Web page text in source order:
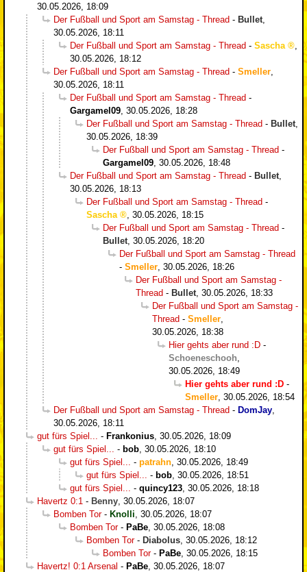
30.05.2026, 18:09
Der Fußball und Sport am Samstag - Thread - Bullet
30.05.2026, 18:11
Der Fußball und Sport am Samstag - Thread - Sascha
30.05.2026, 18:12
Der Fußball und Sport am Samstag - Thread - Smeller
30.05.2026, 18:11
Der Fußball und Sport am Samstag - Thread -
Gargamel09 30.05.2026, 18:28
Der Fußball und Sport am Samstag - Thread - Bullet
30.05.2026, 18:39
Der Fußball und Sport am Samstag - Thread -
Gargamel09 30.05.2026, 18:48
Der Fußball und Sport am Samstag - Thread - Bullet
30.05.2026, 18:13
Der Fußball und Sport am Samstag - Thread -
Sascha
30.05.2026, 18:15
Der Fußball und Sport am Samstag - Thread -
Bullet 30.05.2026, 18:20
Der Fußball und Sport am Samstag - Thread
- Smeller 30.05.2026, 18:26
Der Fußball und Sport am Samstag -
Thread - Bullet 30.05.2026, 18:33
Der Fußball und Sport am Samstag -
Thread - Smeller
30.05.2026, 18:38
Hier gehts aber rund :D -
Schoeneschooh
30.05.2026, 18:49
Hier gehts aber rund :D -
Smeller 30.05.2026, 18:54
Der Fußball und Sport am Samstag - Thread - DomJay
30.05.2026, 18:11
gut fürs Spiel...
- Frankonius 30.05.2026, 18:09
gut fürs Spiel...
- bob 30.05.2026, 18:10
gut fürs Spiel...
- patrahn 30.05.2026, 18:49
gut fürs Spiel...
- bob 30.05.2026, 18:51
gut fürs Spiel...
- quincy123 30.05.2026, 18:18
Havertz 0:1 - Benny 30.05.2026, 18:07
Bomben Tor- Knolli 30.05.2026, 18:07
Bomben Tor- PaBe 30.05.2026, 18:08
Bomben Tor- Diabolus 30.05.2026, 18:12
Bomben Tor- PaBe 30.05.2026, 18:15
Havertz! 0:1 Arsenal - PaBe 30.05.2026, 18:07